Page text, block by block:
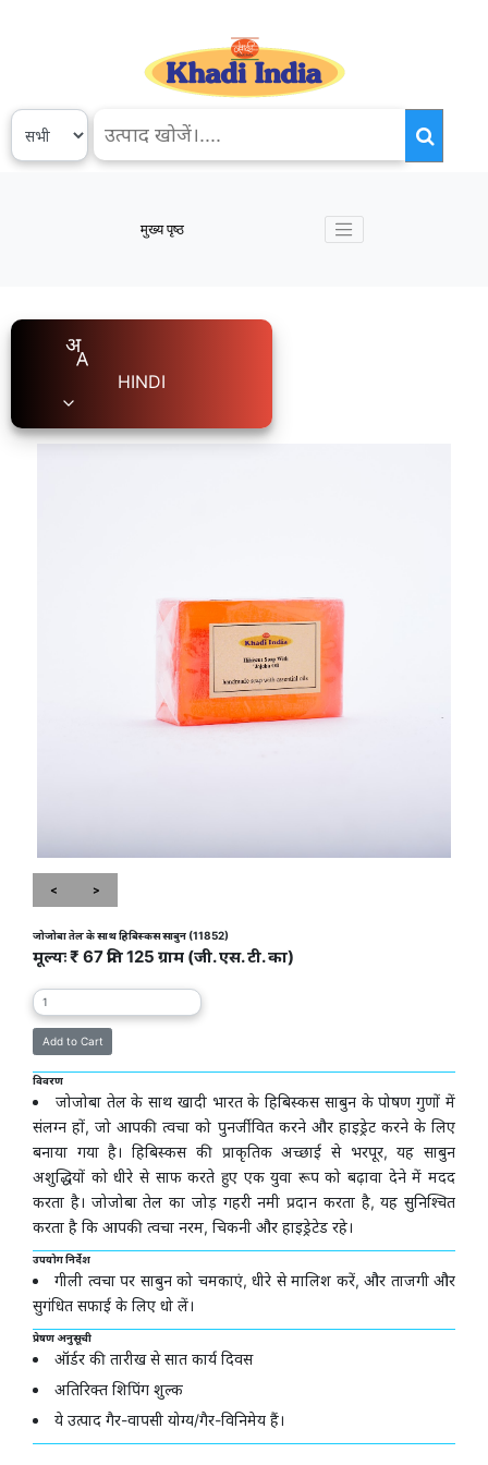
मुख्य पृष्ठ
HINDI
< >
जोजोबा तेल के साथ हिबिस्कस साबुन (11852)
मूल्यः ₹ 67 प्रति 125 ग्राम (जी. एस. टी. का)
विवरण
जोजोबा तेल के साथ खादी भारत के हिबिस्कस साबुन के पोषण गुणों में
संलग्न हों, जो आपकी त्वचा को पुनर्जीवित करने और हाइड्रेट करने के लिए
बनाया गया है। हिबिस्कस की प्राकृतिक अच्छाई से भरपूर, यह साबुन
अशुद्धियों को धीरे से साफ करते हुए एक युवा रूप को बढ़ावा देने में मदद
करता है। जोजोबा तेल का जोड़ गहरी नमी प्रदान करता है, यह सुनिश्चित
करता है कि आपकी त्वचा नरम, चिकनी और हाइड्रेटेड रहे।
उपयोग निर्देश
गीली त्वचा पर साबुन को चमकाएं, धीरे से मालिश करें, और ताजगी और
सुगंधित सफाई के लिए धो लें।
प्रेषण अनुसूची
ऑर्डर की तारीख से सात कार्य दिवस
अतिरिक्त शिपिंग शुल्क
ये उत्पाद गैर-वापसी योग्य/गैर-विनिमेय हैं।